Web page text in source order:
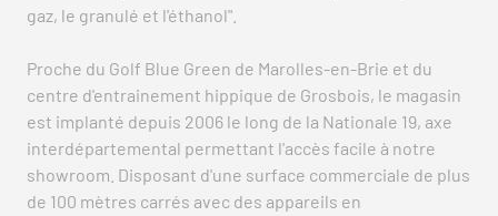
gaz, le granulé et l'éthanol".
Proche du Golf Blue Green de Marolles-en-Brie et du
centre d'entrainement hippique de Grosbois, le magasin
est implanté depuis 2006 le long de la Nationale 19, axe
interdépartemental permettant l'accès facile à notre
showroom. Disposant d'une surface commerciale de plus
de 100 mètres carrés avec des appareils en